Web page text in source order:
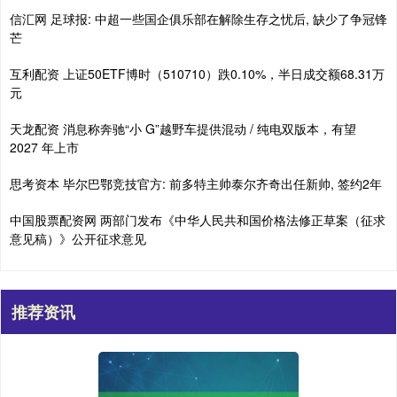
信汇网 足球报: 中超一些国企俱乐部在解除生存之忧后, 缺少了争冠锋
芒
互利配资 上证50ETF博时（510710）跌0.10%，半日成交额68.31万
元
天龙配资 消息称奔驰“小 G”越野车提供混动 / 纯电双版本，有望
2027 年上市
思考资本 毕尔巴鄂竞技官方: 前多特主帅泰尔齐奇出任新帅, 签约2年
中国股票配资网 两部门发布《中华人民共和国价格法修正草案（征求
意见稿）》公开征求意见
推荐资讯